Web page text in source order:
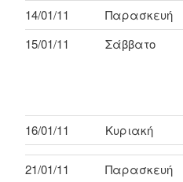
14/01/11
Παρασκευή
15/01/11
Σάββατο
16/01/11 Κυριακή
21/01/11 Παρασκευή